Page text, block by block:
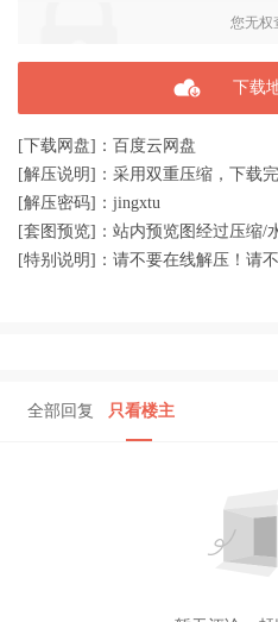
您无权
下载
[下载网盘]：百度云网盘
[解压说明]：采用双重压缩，下载
[解压密码]：jingxtu
[套图预览]：站内预览图经过压缩/
[特别说明]：请不要在线解压！请
全部回复 只看楼主